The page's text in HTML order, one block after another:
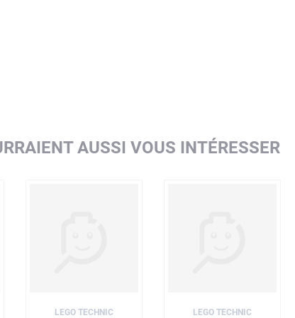
AUSSI VOUS INTÉRESSER
LEGO TECHNIC LEGO TECHNIC